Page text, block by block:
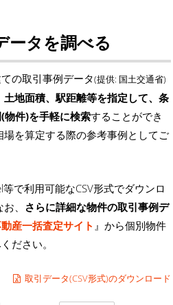
ータを調べる
の取引事例データ(提供: 国土交通省)
土地面積、駅距離等を指定して、条
物件)を手軽に検索することができ
を算定する際の参考事例としてご
で利用可能なCSV形式でダウンロ
、 さらに詳細な物件の取引事例デ
産一括査定サイト 』から個別物件
ださい。
取引データ(CSV形式)のダウンロード